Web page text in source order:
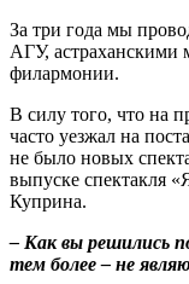
За три года мы
АГУ, астраханскими
филармонии.
В силу того, что на
часто уезжал на
не было новых
выпуске спектакля
Куприна.
– Как вы решились
тем более – не